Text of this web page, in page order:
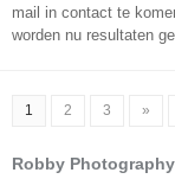
mail in contact te
worden nu resultaten
1 2 3 »
Robby Photography